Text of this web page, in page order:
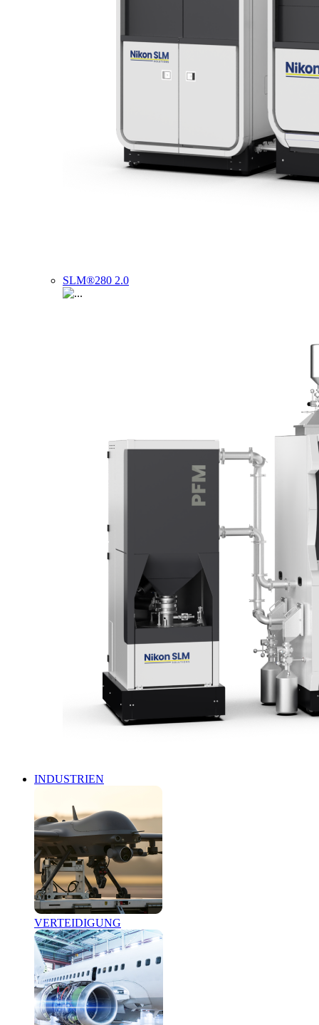
SLM®280 2.0
INDUSTRIEN
VERTEIDIGUNG